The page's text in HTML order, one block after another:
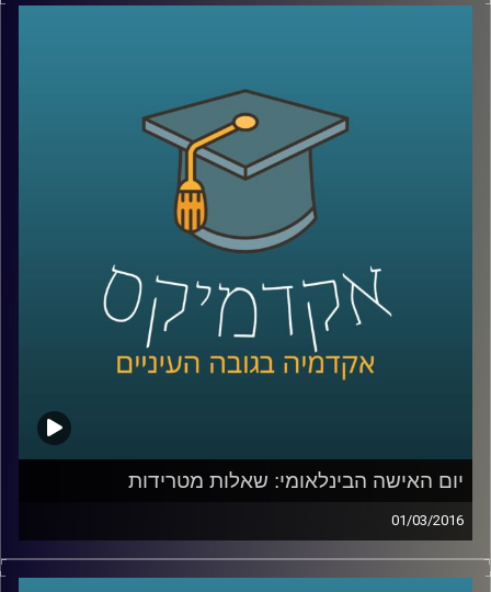
ארגון שמפיץ את
המתודולוגיה בעולם
–בואו ללמוד לפתור
בעיות, להרוויח מהסבכים שבחייכם ולהשיג קצת
AudioVersity
יום האישה הבינלאומי: שאלות מטרידות
01/03/2016
זה מגיע מכל כיוון וצף על פני המים – הטרדות